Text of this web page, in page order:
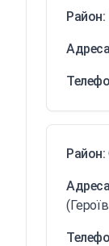
Район:
Район: